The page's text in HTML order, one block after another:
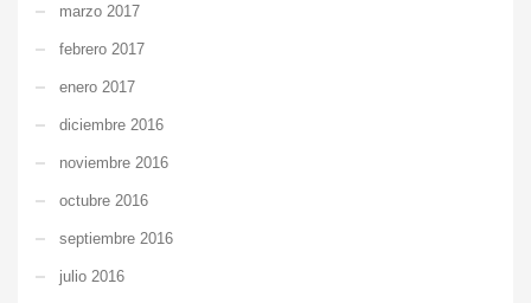
marzo 2017
febrero 2017
enero 2017
diciembre 2016
noviembre 2016
octubre 2016
septiembre 2016
julio 2016